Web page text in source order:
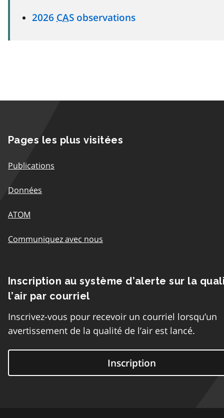
2026 CAS observations
Pages les plus visitées
Publications
Données
ATOM
Communiquez avec nous
Inscription au système d’alerte sur la
l’air par courriel
Inscrivez-vous pour recevoir un courriel lorsqu’un
avertissement de la qualité de l’air est lancé.
Inscription